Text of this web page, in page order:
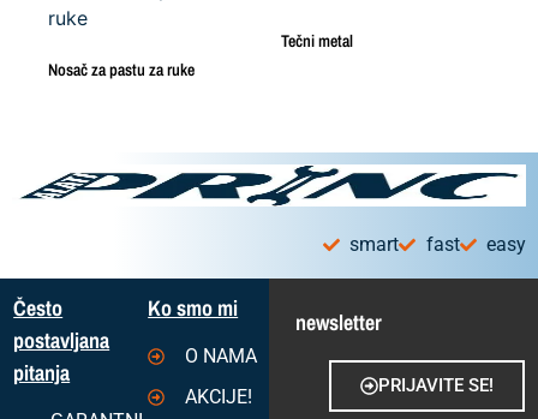
Nosač za pastu za ruke
Tečni metal
smart fast easy
Često
postavljana
pitanja
Ko smo mi
O NAMA
AKCIJE!
newsletter
PRIJAVITE SE!